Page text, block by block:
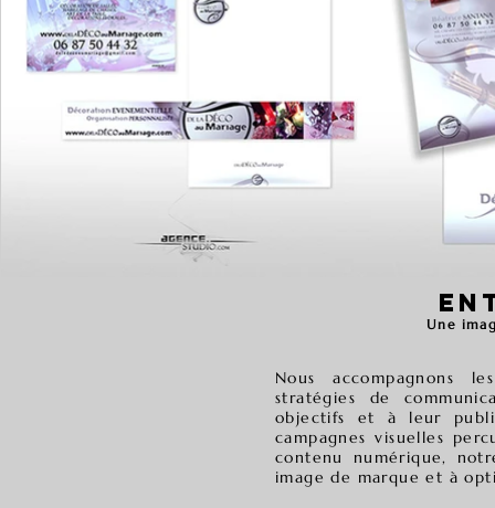
Une
Nous accompagnons
stratégies de
objectifs et à leur
campagnes visuelles
contenu numérique,
image de marque et à